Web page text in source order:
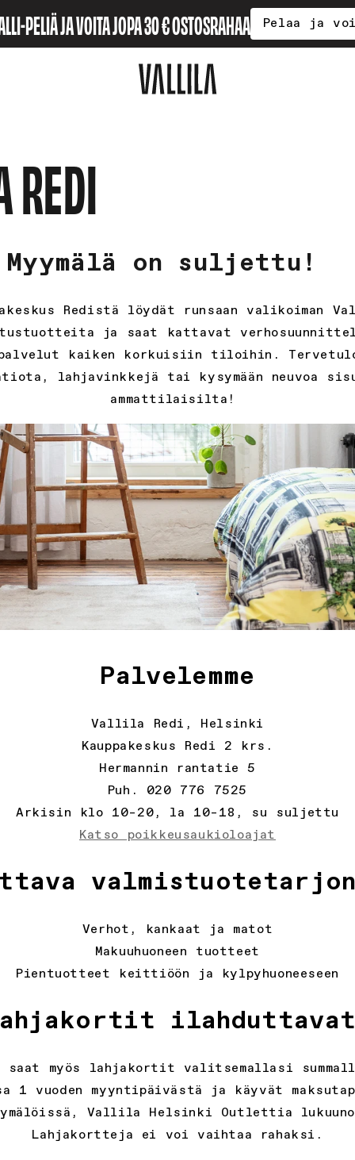
PELIÄ JA VOITA JOPA 30 € OSTOSRAHAA Pelaa ja
REDI
Myymälä on suljettu!
Redistä löydät runsaan valikoiman
ja saat kattavat
kaiken korkuisiin tiloihin.
lahjavinkkejä tai kysymään neuvoa
ammattilaisilta!
Palvelemme
Vallila Redi, Helsinki
Kauppakeskus Redi 2 krs.
Hermannin rantatie 5
Puh. 020 776 7525
Arkisin klo 10–20, la 10–18, su suljettu
Katso poikkeusaukioloajat
Verhot, kankaat ja matot
Makuuhuoneen tuotteet
Pientuotteet keittiöön ja kylpyhuoneeseen
saat myös lahjakortit valitsemallasi
1 vuoden myyntipäivästä ja käyvät
Vallila Helsinki Outlettia
Lahjakortteja ei voi vaihtaa rahaksi.